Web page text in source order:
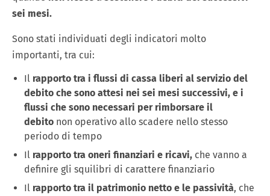
sei mesi.
Sono stati individuati degli indicatori molto
importanti, tra cui:
Il rapporto tra i flussi di cassa liberi al servizio del
debito che sono attesi nei sei mesi successivi, e i
flussi che sono necessari per rimborsare il
debito non operativo allo scadere nello stesso
periodo di tempo
Il rapporto tra oneri finanziari e ricavi, che vanno a
definire gli squilibri di carattere finanziario
Il rapporto tra il patrimonio netto e le passività, che